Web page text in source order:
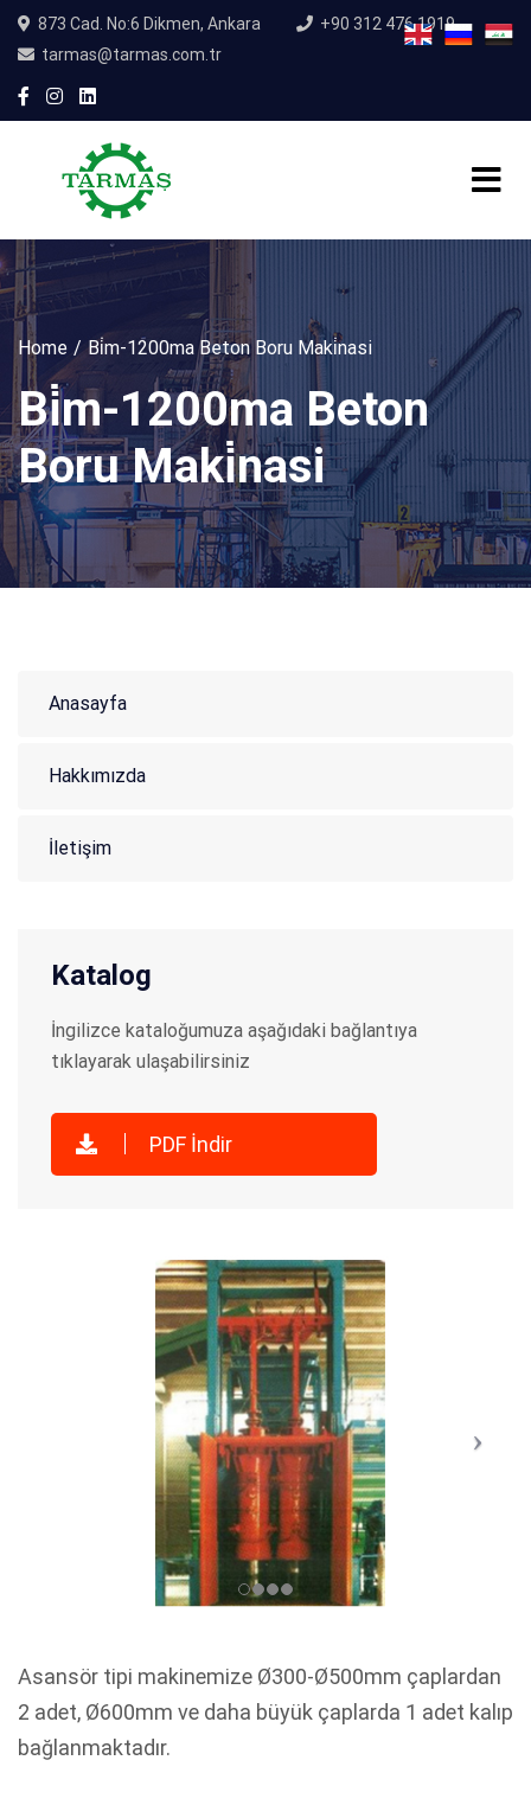
873 Cad. No:6 Dikmen, Ankara
+90 312 476 1919
tarmas@tarmas.com.tr
Home Bi̇m-1200ma Beton Boru Maki̇nasi
Bi̇m-1200ma Beton
Boru Maki̇nasi
Anasayfa
Hakkımızda
İletişim
Katalog
İngilizce kataloğumuza aşağıdaki bağlantıya
tıklayarak ulaşabilirsiniz
PDF İndir
Asansör tipi makinemize Ø300-Ø500mm çaplardan
2 adet, Ø600mm ve daha büyük çaplarda 1 adet kalıp
bağlanmaktadır.